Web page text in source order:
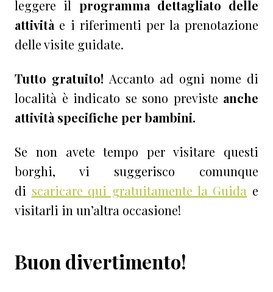
leggere il programma dettagliato delle
attività e i riferimenti per la prenotazione
delle visite guidate.
Tutto gratuito! Accanto ad ogni nome di
località è indicato se sono previste anche
attività specifiche per bambini.
Se non avete tempo per visitare questi
borghi, vi suggerisco comunque
di scaricare qui gratuitamente la Guida e
visitarli in un’altra occasione!
Buon divertimento!